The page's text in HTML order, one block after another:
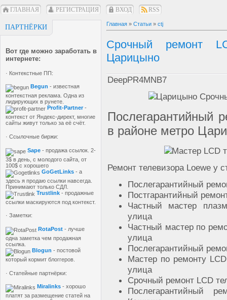
ГЛАВНАЯ РЕГИСТРАЦИЯ ВХОД RSS
ПАРТНЁРКИ
Вот где можно заработать в
интернете:
· Контекстные ПП:
Begun - известная
контекстная реклама. Одна из
лидирующих в рунете.
Profit-Partner-
контекст от Яндекс-директ, многие
сайты живут только за её счёт.
· Ссылочные биржи:
Sape - продажа ссылок. 2-
3$ в день, с молодого сайта, от
100$ с хорошего
GoGetLinks - а
здесь я продаю ссылки навсегда.
Принимают только СДЛ.
Trustlink - продажные
ссылки маскируются под контекст.
· Заметки:
RotaPost - лучше
одна заметка чем продажная
ссылка.
Blogun - постовой
который кормит блоггеров.
· Статейные партнёрки:
Miralinks - хорошо
платят за размещение статей на
Главная » Статьи » ctj
Срочный ремонт
Царицыно
DeepPR4MNB7
Послегарантийный
в районе метро
Ремонт телевизора Loewe у
Послегарантийный
Постгарантийный
Частный мастер
улица
Частный мастер по
улица
Послегарантийный
Мастер по ремонту
улица
Срочный ремонт LCD
Послегарантийный